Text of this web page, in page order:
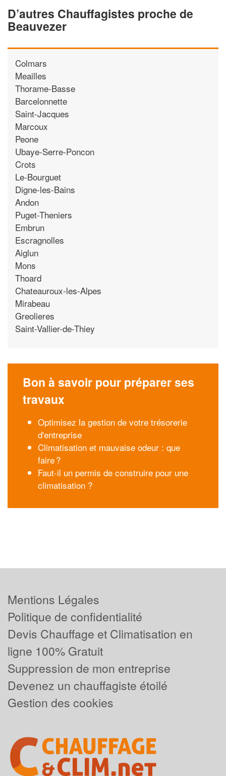
D’autres Chauffagistes proche de
Beauvezer
Colmars
Meailles
Thorame-Basse
Barcelonnette
Saint-Jacques
Marcoux
Peone
Ubaye-Serre-Poncon
Crots
Le-Bourguet
Digne-les-Bains
Andon
Puget-Theniers
Embrun
Escragnolles
Aiglun
Mons
Thoard
Chateauroux-les-Alpes
Mirabeau
Greolieres
Saint-Vallier-de-Thiey
Bon à savoir pour préparer ses
travaux
Optimisez la gestion de votre trésorerie
d'entreprise
Climatisation et mauvaise odeur : que
faire ?
Faut-il un permis de construire pour une
climatisation ?
Mentions Légales
Politique de confidentialité
Devis Chauffage et Climatisation en
ligne 100% Gratuit
Suppression de mon entreprise
Devenez un chauffagiste étoilé
Gestion des cookies